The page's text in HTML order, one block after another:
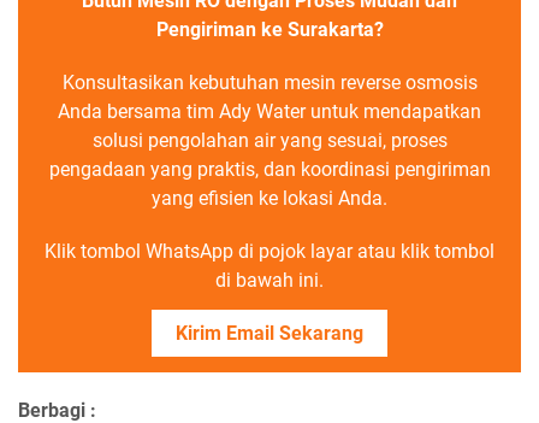
Pengiriman ke Surakarta?
Konsultasikan kebutuhan mesin reverse osmosis
Anda bersama tim Ady Water untuk mendapatkan
solusi pengolahan air yang sesuai, proses
pengadaan yang praktis, dan koordinasi pengiriman
yang efisien ke lokasi Anda.
Klik tombol WhatsApp di pojok layar atau klik tombol
di bawah ini.
Kirim Email Sekarang
Berbagi :